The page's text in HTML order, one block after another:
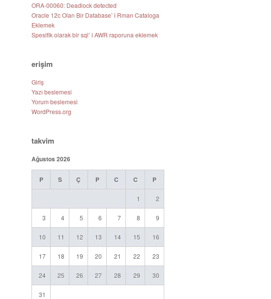
ORA-00060: Deadlock detected
Oracle 12c Olan Bir Database’ i Rman Cataloga
Eklemek
Spesifik olarak bir sql’ i AWR raporuna eklemek
erişim
Giriş
Yazı beslemesi
Yorum beslemesi
WordPress.org
takvim
Ağustos 2026
P S Ç P C C P
1 2
3 4 5 6 7 8 9
10 11 12 13 14 15 16
17 18 19 20 21 22 23
24 25 26 27 28 29 30
31